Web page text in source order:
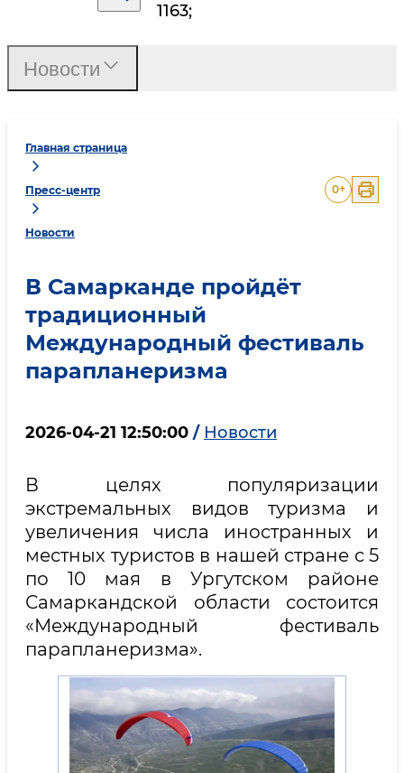
1163;
Главная страница
Пресс-центр
Новости
0+
В Самарканде пройдёт
традиционный
Международный фестиваль
парапланеризма
2026-04-21 12:50:00 / Новости
В целях популяризации
экстремальных видов туризма и
увеличения числа иностранных и
местных туристов в нашей стране с 5
по 10 мая в Ургутском районе
Самаркандской области состоится
«Международный фестиваль
парапланеризма».
Новости